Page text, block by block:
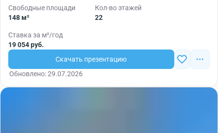
Свободные площади
148 м²
Кол-во этажей
22
Ставка за м²/год
19 054 руб.
Скачать презентацию
Обновлено: 29.07.2026